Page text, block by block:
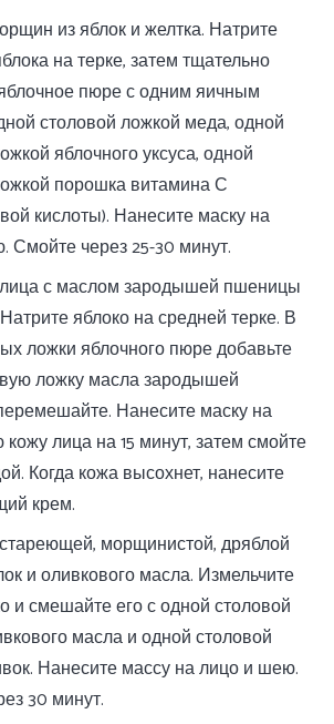
из яблок и желтка. Натрите
на терке, затем тщательно
пюре с одним яичным
столовой ложкой меда, одной
яблочного уксуса, одной
порошка витамина С
кислоты). Нанесите маску на
Смойте через 25-30 минут.
с маслом зародышей пшеницы
яблоко на средней терке. В
ложки яблочного пюре добавьте
ложку масла зародышей
Нанесите маску на
лица на 15 минут, затем смойте
Когда кожа высохнет, нанесите
крем.
морщинистой, дряблой
и оливкового масла. Измельчите
и смешайте его с одной столовой
масла и одной столовой
Нанесите массу на лицо и шею.
30 минут.